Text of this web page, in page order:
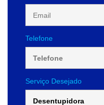
Telefone
Serviço Desejado